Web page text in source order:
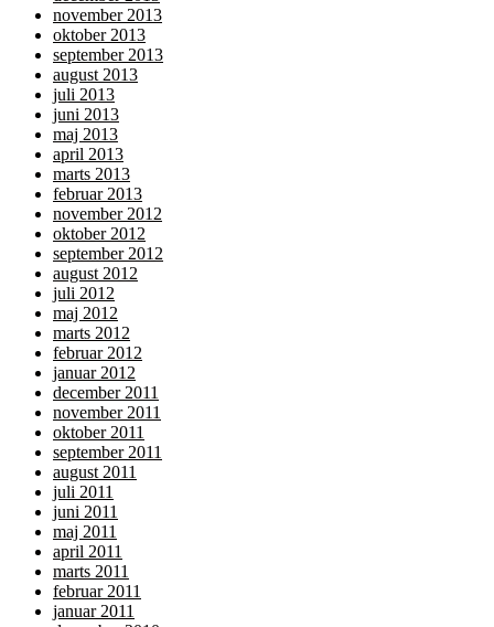
november 2013
oktober 2013
september 2013
august 2013
juli 2013
juni 2013
maj 2013
april 2013
marts 2013
februar 2013
november 2012
oktober 2012
september 2012
august 2012
juli 2012
maj 2012
marts 2012
februar 2012
januar 2012
december 2011
november 2011
oktober 2011
september 2011
august 2011
juli 2011
juni 2011
maj 2011
april 2011
marts 2011
februar 2011
januar 2011